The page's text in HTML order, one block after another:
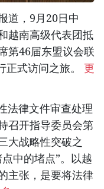
道，9月20日中
越南高级代表团抵
第46届东盟议会联
式访问之旅。 更
法律文件审查处理
召开指导委员会第
大战略性突破之
中的堵点”。以越
主张，是要将法律